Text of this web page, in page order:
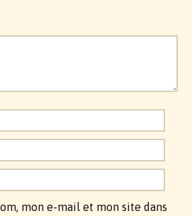
mon e-mail et mon site dans